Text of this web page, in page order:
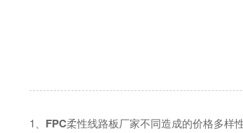
1、 FPC柔性线路板厂家不同造成的价格多样